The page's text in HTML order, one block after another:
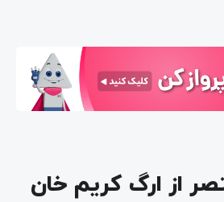
از ارگ کریم خان